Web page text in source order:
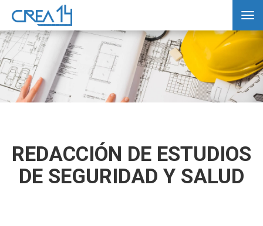
REDACCIÓN DE ESTUDIOS
DE SEGURIDAD Y SALUD